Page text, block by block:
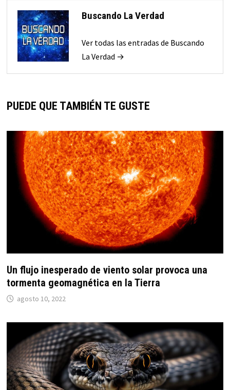
Buscando La Verdad
Ver todas las entradas de Buscando
La Verdad →
PUEDE QUE TAMBIÉN TE GUSTE
Un flujo inesperado de viento solar provoca una
tormenta geomagnética en la Tierra
agosto 10, 2022